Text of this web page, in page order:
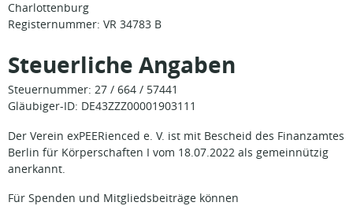
Charlottenburg
Registernummer: VR 34783 B
Steuerliche Angaben
Steuernummer: 27 / 664 / 57441
Gläubiger-ID: DE43ZZZ00001903111
Der Verein exPEERienced e. V. ist mit Bescheid des Finanzamtes
Berlin für Körperschaften I vom 18.07.2022 als gemeinnützig
anerkannt.
Für Spenden und Mitgliedsbeiträge können